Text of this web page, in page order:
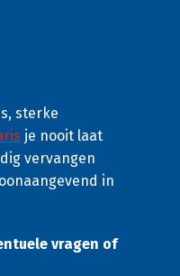
sterke
je nooit laat
vervangen
in
vragen of